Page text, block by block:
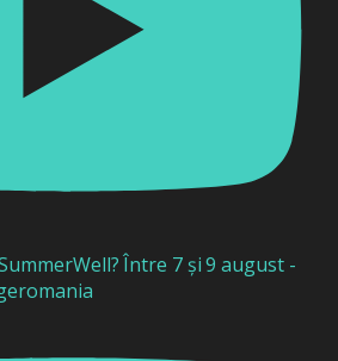
Între 7 și 9 august -